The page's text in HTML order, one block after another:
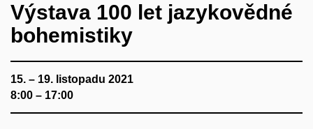
Výstava 100 let jazykovědné
bohemistiky
15. – 19. listopadu 2021
8:00 – 17:00